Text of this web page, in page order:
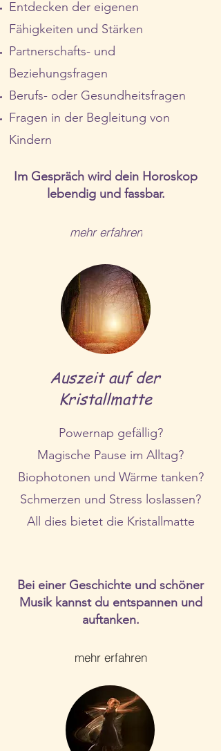
Entdecken der eigenen
Fähigkeiten und Stärken
Partnerschafts- und
Beziehungsfragen
Berufs- oder Gesundheitsfragen
Fragen in der Begleitung von
Kindern
Im Gespräch wird dein Horoskop
lebendig und fassbar.
mehr erfahren
Auszeit auf der
Kristallmatte
Powernap gefällig?
Magische Pause im Alltag?
Biophotonen und Wärme tanken?
Schmerzen und Stress loslassen?
All dies bietet die Kristallmatte
Bei einer Geschichte und schöner
Musik kannst du entspannen und
auftanken.
mehr erfahren